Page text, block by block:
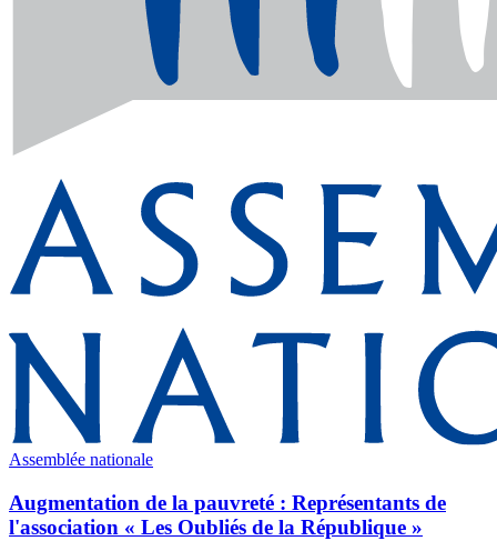
Assemblée nationale
Augmentation de la pauvreté : Représentants de
l'association « Les Oubliés de la République »